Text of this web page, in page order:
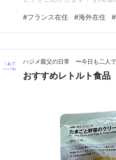
くれた中のひとつがチキンペ
くて、「どんな味なんやろ
#フランス在住 #海外在住 #
ハジメ親父の日常 〜今日も二人
おすすめレトルト食品